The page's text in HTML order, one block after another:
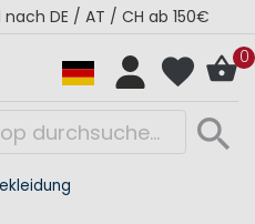
Kollektion - Super Sale
0